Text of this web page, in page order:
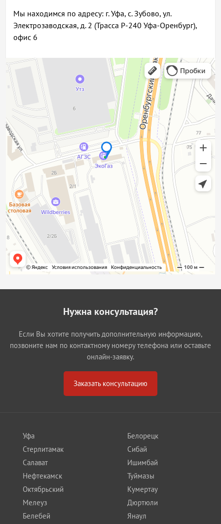
Мы находимся по адресу: г. Уфа, с. Зубово, ул.
Электрозаводская, д. 2 (Трасса Р-240 Уфа-Оренбург),
офис 6
Нужна консультация?
Если Вы хотите получить дополнительную информацию,
позвоните нам по контактному номеру телефона или оставьте
онлайн-заявку.
Заказать консультацию
Уфа
Стерлитамак
Салават
Нефтекамск
Октябрьский
Белорецк
Сибай
Ишимбай
Туймазы
Кумертау
Мелеуз
Белебей
Дюртюли
Янаул